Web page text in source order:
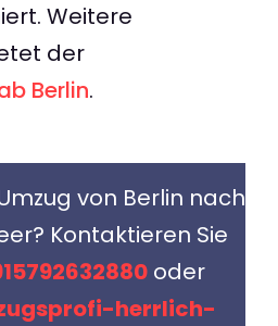
Weitere
der
Berlin.
von Berlin nach
Kontaktieren Sie
oder
herrlich-